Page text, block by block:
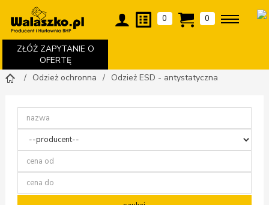
ZŁÓŻ ZAPYTANIE O
OFERTĘ
0 0
Odzież ochronna Odzież ESD - antystatyczna